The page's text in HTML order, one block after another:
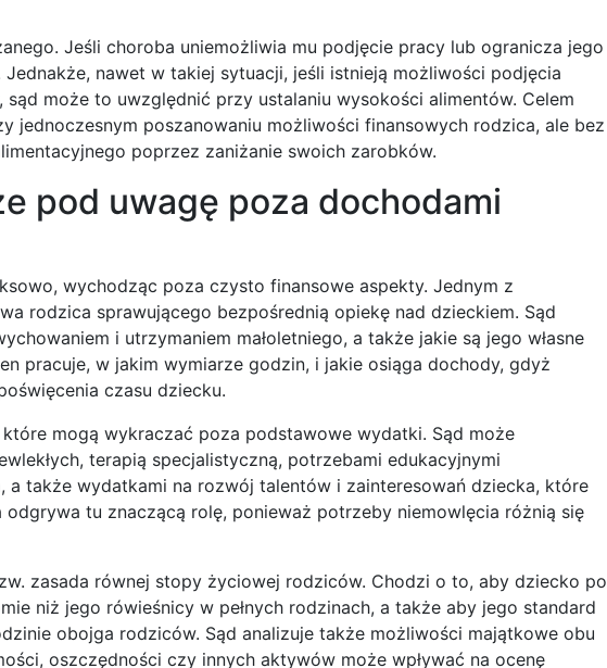
Jeśli choroba uniemożliwia mu podjęcie pracy lub ogranicza jego
nawet w takiej sytuacji, jeśli istnieją możliwości podjęcia
może to uwzględnić przy ustalaniu wysokości alimentów. Celem
jednoczesnym poszanowaniu możliwości finansowych rodzica, ale bez
poprzez zaniżanie swoich zarobków.
pod uwagę poza dochodami
wychodząc poza czysto finansowe aspekty. Jednym z
rodzica sprawującego bezpośrednią opiekę nad dzieckiem. Sąd
i utrzymaniem małoletniego, a także jakie są jego własne
pracuje, w jakim wymiarze godzin, i jakie osiąga dochody, gdyż
czasu dziecku.
mogą wykraczać poza podstawowe wydatki. Sąd może
terapią specjalistyczną, potrzebami edukacyjnymi
także wydatkami na rozwój talentów i zainteresowań dziecka, które
tu znaczącą rolę, ponieważ potrzeby niemowlęcia różnią się
zasada równej stopy życiowej rodziców. Chodzi o to, aby dziecko po
niż jego rówieśnicy w pełnych rodzinach, a także aby jego standard
obojga rodziców. Sąd analizuje także możliwości majątkowe obu
oszczędności czy innych aktywów może wpływać na ocenę